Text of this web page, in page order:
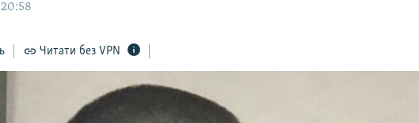
Читати без VPN